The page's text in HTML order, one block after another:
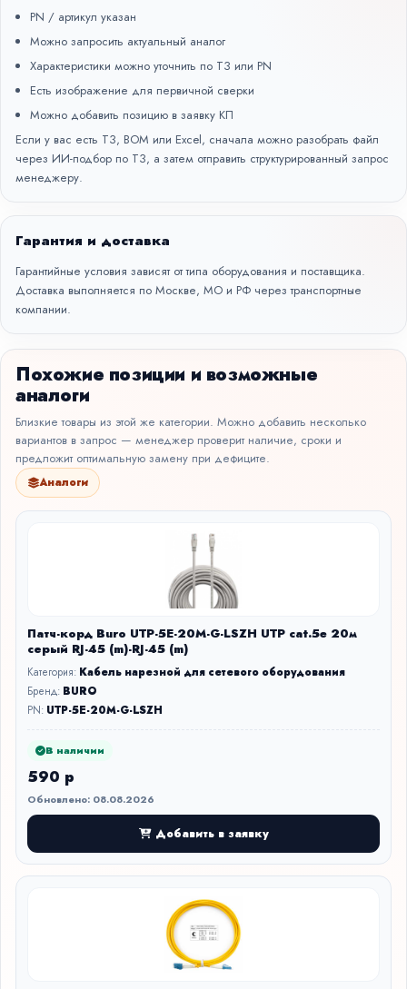
PN / артикул указан
Можно запросить актуальный аналог
Характеристики можно уточнить по ТЗ или PN
Есть изображение для первичной сверки
Можно добавить позицию в заявку КП
Если у вас есть ТЗ, BOM или Excel, сначала можно разобрать файл
через ИИ-подбор по ТЗ, а затем отправить структурированный запрос
менеджеру.
Гарантия и доставка
Гарантийные условия зависят от типа оборудования и поставщика.
Доставка выполняется по Москве, МО и РФ через транспортные
компании.
Похожие позиции и возможные
аналоги
Близкие товары из этой же категории. Можно добавить несколько
вариантов в запрос — менеджер проверит наличие, сроки и
предложит оптимальную замену при дефиците.
Аналоги
Патч-корд Buro UTP-5E-20M-G-LSZH UTP cat.5e 20м
серый RJ-45 (m)-RJ-45 (m)
Категория: Кабель нарезной для сетевого оборудования
Бренд: BURO
PN: UTP-5E-20M-G-LSZH
В наличии
590 р
Обновлено: 08.08.2026
Добавить в заявку